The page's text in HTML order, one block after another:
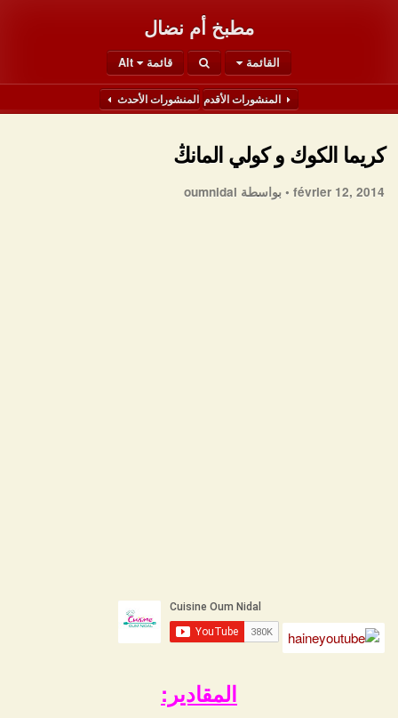
مطبخ أم نضال
القائمة قائمة Alt
المنشورات الأقدم المنشورات الأحدث
كريما الكوك و كولي المانڭ
février 12, 2014 • بواسطة oumnidal
المقادير: